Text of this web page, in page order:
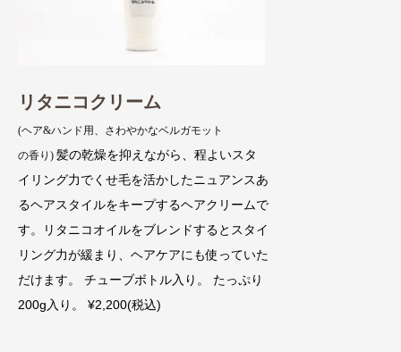
リタニコクリーム
(ヘア&ハンド用、さわやかなベルガモット
の香り) 髪の乾燥を抑えながら、程よいスタ
イリング力でくせ毛を活かしたニュアンスあ
るヘアスタイルをキープするヘアクリームで
す。リタニコオイルをブレンドするとスタイ
リング力が緩まり、ヘアケアにも使っていた
だけます。 チューブボトル入り。 たっぷり
200g入り。 ¥2,200(税込)